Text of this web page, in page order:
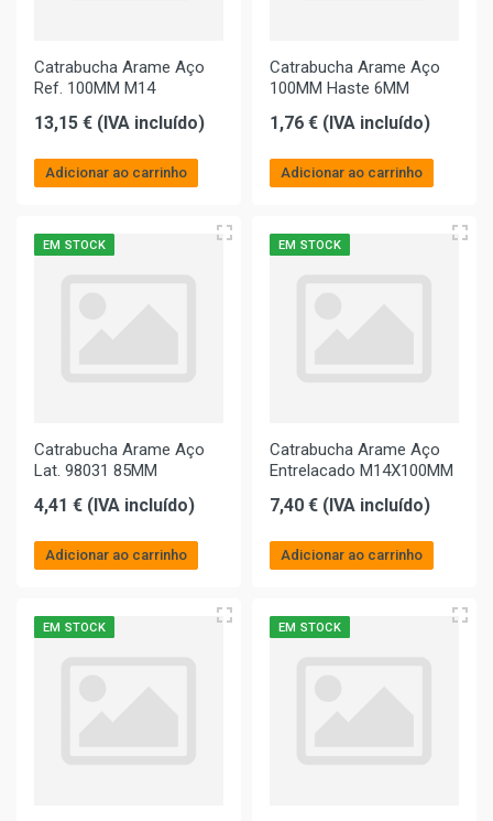
Catrabucha Arame Aço
Ref. 100MM M14
13,15 € (IVA incluído)
Adicionar ao carrinho
Catrabucha Arame Aço
100MM Haste 6MM
1,76 € (IVA incluído)
Adicionar ao carrinho
EM STOCK
Catrabucha Arame Aço
Lat. 98031 85MM
4,41 € (IVA incluído)
Adicionar ao carrinho
EM STOCK
Catrabucha Arame Aço
Entrelacado M14X100MM
7,40 € (IVA incluído)
Adicionar ao carrinho
EM STOCK EM STOCK